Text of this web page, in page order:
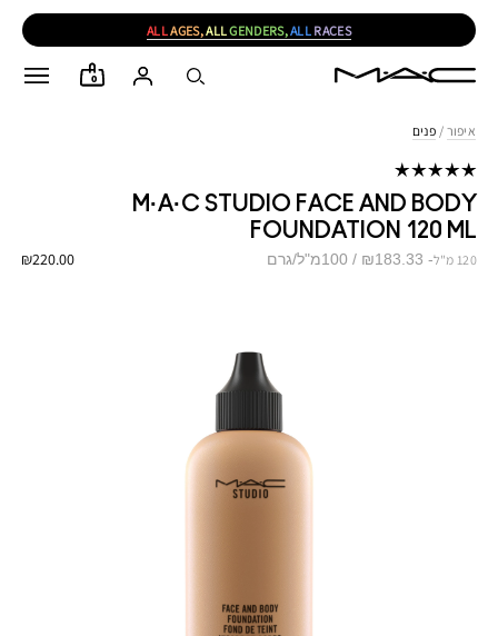
ALLAGES,ALLGENDERS,ALL RACES
0
איפור / פנים
M·A·C STUDIO FACE AND BODY
FOUNDATION 120 ML
₪220.00 120 מ"ל